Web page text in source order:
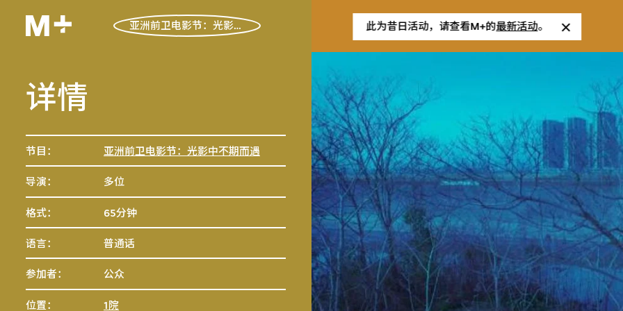
亚洲前卫电影节：光影中不期而遇 此为昔日活动，请查看M+的最新活动。
详情
节目： 亚洲前卫电影节：光影中不期而遇
导演： 多位
格式： 65分钟
语言： 普通话
参加者： 公众
位置： 1院